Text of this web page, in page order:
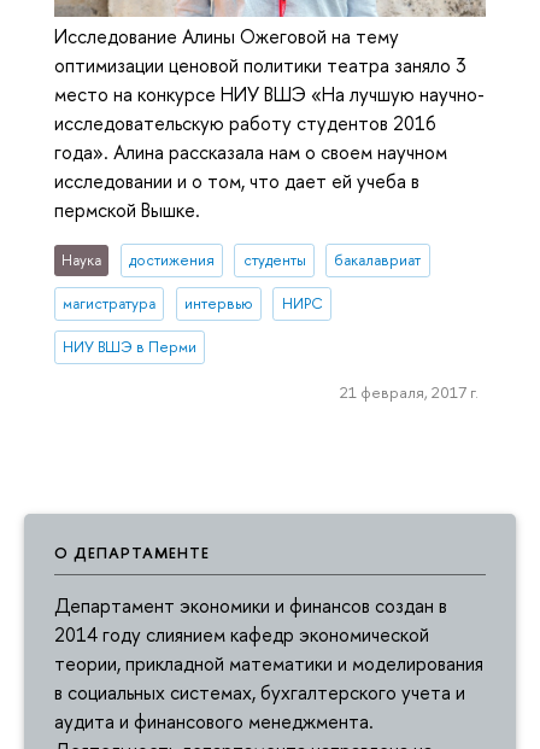
О ДЕПАРТАМЕНТЕ
Департамент экономики и финансов создан в
2014 году слиянием кафедр экономической
теории, прикладной математики и моделирования
в социальных системах, бухгалтерского учета и
аудита и финансового менеджмента.
Исследование Алины Ожеговой на тему
оптимизации ценовой политики театра заняло 3
место на конкурсе НИУ ВШЭ «На лучшую научно-
исследовательскую работу студентов 2016
года». Алина рассказала нам о своем научном
исследовании и о том, что дает ей учеба в
пермской Вышке.
Наука достижения студенты бакалавриат
магистратура интервью НИРС
НИУ ВШЭ в Перми
21 февраля, 2017 г.